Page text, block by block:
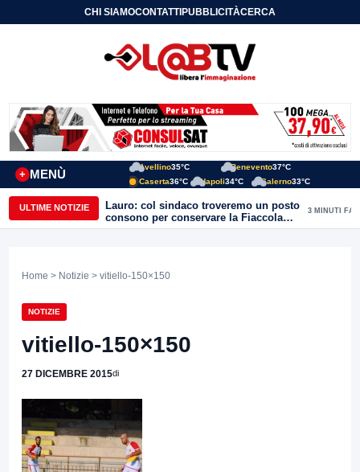
CHI SIAMOCONTATTIPUBBLICITÀCERCA
MENÙ
+
Avellino35°C Benevento37°C
Caserta36°C Napoli34°C Salerno33°C
ULTIME NOTIZIE
Lauro: col sindaco troveremo un posto
consono per conservare la Fiaccola
olimpica
3 MINUTI FA
Home > Notizie > vitiello-150×150
NOTIZIE
vitiello-150×150
27 DICEMBRE 2015di